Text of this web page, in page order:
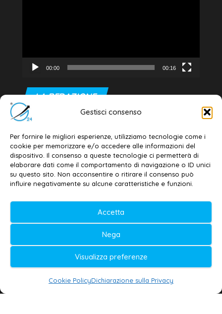
Gestisci consenso
Per fornire le migliori esperienze, utilizziamo tecnologie come i
cookie per memorizzare e/o accedere alle informazioni del
dispositivo. Il consenso a queste tecnologie ci permetterà di
elaborare dati come il comportamento di navigazione o ID unici
su questo sito. Non acconsentire o ritirare il consenso può
influire negativamente su alcune caratteristiche e funzioni.
Accetta
Nega
Visualizza preferenze
Cookie PolicyDichiarazione sulla Privacy
00:00 00:16
LA REDAZIONE
Editore e direttore responsabile:
Dott. Daniele G. Masciullo
Email: redazione@galatina24.it
Contatti–Disclaimer
Privacy policy– Cookie policy
© 2020-2026 | Galatina24 ®
Testata iscritta al n. 11/2020 Registro della
Stampa Tribunale di Lecce
Editore e direttore responsabile:
Daniele G. Masciullo